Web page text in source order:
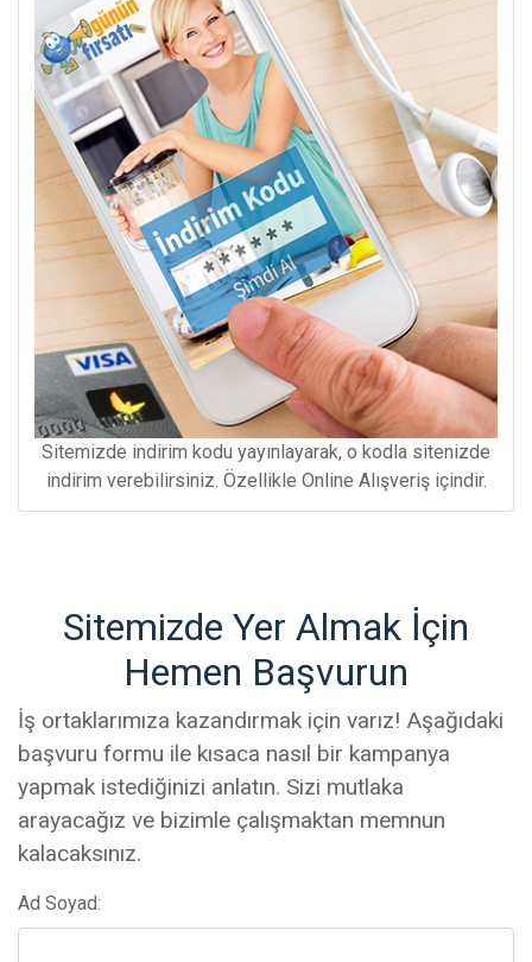
Sitemizde indirim kodu yayınlayarak, o kodla sitenizde
indirim verebilirsiniz. Özellikle Online Alışveriş içindir.
Sitemizde Yer Almak İçin
Hemen Başvurun
İş ortaklarımıza kazandırmak için varız! Aşağıdaki
başvuru formu ile kısaca nasıl bir kampanya
yapmak istediğinizi anlatın. Sizi mutlaka
arayacağız ve bizimle çalışmaktan memnun
kalacaksınız.
Ad Soyad: